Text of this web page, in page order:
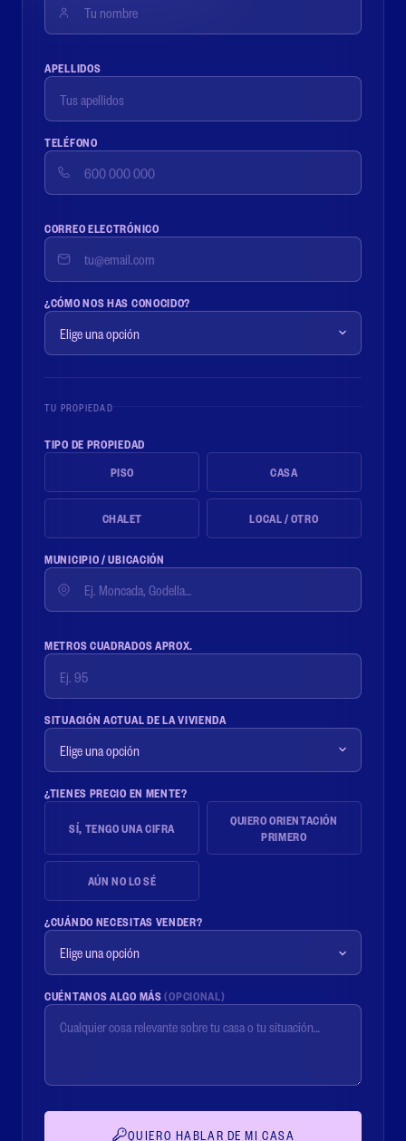
APELLIDOS
TELÉFONO
CORREO ELECTRÓNICO
¿CÓMO NOS HAS CONOCIDO?
TU PROPIEDAD
TIPO DE PROPIEDAD
PISO
CASA
CHALET LOCAL / OTRO
MUNICIPIO / UBICACIÓN
METROS CUADRADOS APROX.
SITUACIÓN ACTUAL DE LA VIVIENDA
¿TIENES PRECIO EN MENTE?
SÍ, TENGO UNA CIFRA
QUIERO ORIENTACIÓN
PRIMERO
AÚN NO LO SÉ
¿CUÁNDO NECESITAS VENDER?
CUÉNTANOS ALGO MÁS(OPCIONAL)
QUIERO HABLAR DE MI CASA